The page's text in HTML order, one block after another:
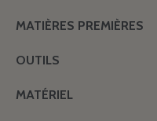
MATIÈRES PREMIÈRES
OUTILS
MATÉRIEL